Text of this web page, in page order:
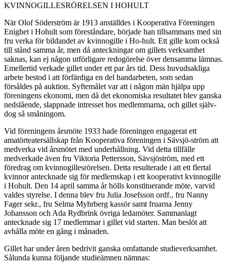
KVINNOGILLESRÖRELSEN I HOHULT
När Olof Söderström är 1913 anställdes i Kooperativa Före­ningen
Enighet i Hohult som föreståndare, började han till­sammans med sin
fru verka för bildandet av kvinnogille i Ho-hult. Ett gille kom också
till stånd samma år, men då anteck­ningar om gillets verksamhet
saknas, kan ej någon utför­ligare redogörelse över densamma lämnas.
Emellertid verkade gillet under ett par års tid. Dess huvudsakliga
arbete bestod i att förfärdiga en del handarbeten, som sedan
försåldes på auk­tion. Syftemålet var att i någon män hjälpa upp
föreningens ekonomi, men då det ekonomiska resultatet blev ganska
ned­slående, slappnade intresset hos medlemmarna, och gillet själv­
dog så småningom.
Vid föreningens årsmöte 1933 hade föreningen engagerat ett
amatörteatersällskap från Kooperativa föreningen i Sävsjö-ström att
medverka vid årsmötet med underhållning. Vid detta tillfälle
medverkade även fru Viktoria Pettersson, Sävsjöström, med ett
föredrag om kvinnogillesrörelsen. Detta resulterade i att ett flertal
kvinnor antecknade sig för medlemskap i ett kooperativt kvinnogille
i Hohult. Den 14 april samma år hölls konstituerande möte, varvid
valdes styrelse. I denna blev fru Julia Josefsson ordf., fru Nanny
Fager sekr., fru Selma Myhrberg kassör samt fruarna Jenny
Johansson och Ada Rydbrink övriga ledamöter. Sammanlagt
antecknade sig 17 medlemmar i gillet vid starten. Man beslöt att
avhålla möte en gång i månaden.
Gillet har under åren bedrivit ganska omfattande studie­verksamhet.
Sålunda kunna följande studieämnen nämnas: